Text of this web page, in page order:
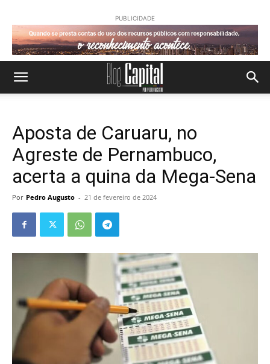
PUBLICIDADE
Aposta de Caruaru, no
Agreste de Pernambuco,
acerta a quina da Mega-Sena
Por Pedro Augusto - 21 de fevereiro de 2024